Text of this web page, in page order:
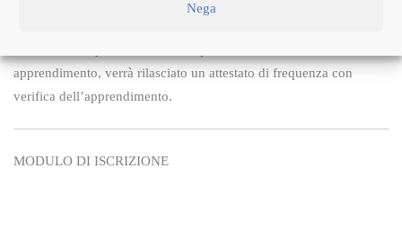
Nega
apprendimento, verrà rilasciato un attestato di frequenza con
verifica dell’apprendimento.
MODULO DI ISCRIZIONE